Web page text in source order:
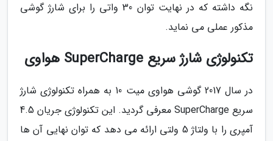
نگه داشته که در نهایت توان 30 واتی را برای شارژ گوشی
مذکور عملی می نماید.
تکنولوژی شارژ سریع SuperCharge هواوی
در سال 2017 گوشی هواوی میت 10 به همراه تکنولوژی شارژ
سریع SuperCharge معرفی گردید. این تکنولوژی جریان 4.5
آمپری را با ولتاژ 5 ولتی ارائه می دهد که توان نهایی آن ها